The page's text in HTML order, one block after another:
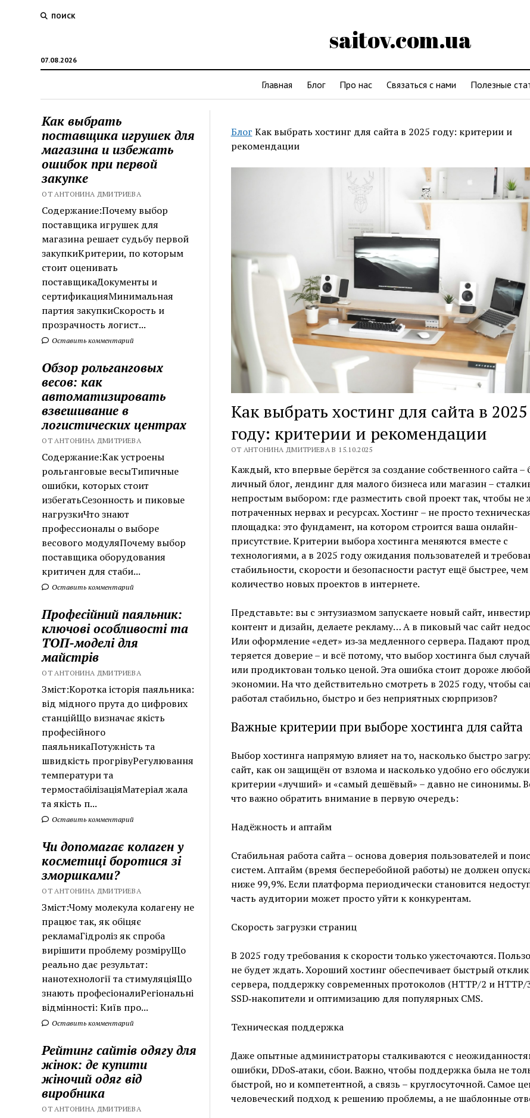
ПОИСК
saitov.com.ua
07.08.2026
Главная Блог Про нас Связаться с нами Полезные
Как выбрать
поставщика игрушек для
магазина и избежать
ошибок при первой
закупке
ОТ АНТОНИНА ДМИТРИЕВА
Содержание:Почему выбор
поставщика игрушек для
магазина решает судьбу первой
закупкиКритерии, по которым
стоит оценивать
поставщикаДокументы и
сертификацияМинимальная
партия закупкиСкорость и
прозрачность логист...
Оставить комментарий
Обзор рольганговых
весов: как
автоматизировать
взвешивание в
логистических центрах
ОТ АНТОНИНА ДМИТРИЕВА
Содержание:Как устроены
рольганговые весыТипичные
ошибки, которых стоит
избегатьСезонность и пиковые
нагрузкиЧто знают
профессионалы о выборе
весового модуляПочему выбор
поставщика оборудования
критичен для стаби...
Оставить комментарий
Професійний паяльник:
ключові особливості та
ТОП-моделі для
майстрів
ОТ АНТОНИНА ДМИТРИЕВА
Зміст:Коротка історія паяльника:
від мідного прута до цифрових
станційЩо визначає якість
професійного
паяльникаПотужність та
швидкість прогрівуРегулювання
температури та
термостабілізаціяМатеріал жала
та якість п...
Оставить комментарий
Чи допомагає колаген у
косметиці боротися зі
зморшками?
ОТ АНТОНИНА ДМИТРИЕВА
Зміст:Чому молекула колагену не
працює так, як обіцяє
рекламаГідроліз як спроба
вирішити проблему розміруЩо
реально дає результат:
нанотехнології та стимуляціяЩо
знають професіоналиРегіональні
відмінності: Київ про...
Оставить комментарий
Рейтинг сайтів одягу для
жінок: де купити
жіночий одяг від
виробника
ОТ АНТОНИНА ДМИТРИЕВА
Блог Как выбрать хостинг для сайта в 2025 году: критерии и
рекомендации
Как выбрать хостинг для сайта в 2025
году: критерии и рекомендации
ОТ АНТОНИНА ДМИТРИЕВА В 15.10.2025
Каждый, кто впервые берётся за создание собственного сайта –
личный блог, лендинг для малого бизнеса или магазин –
непростым выбором: где разместить свой проект так, чтобы не
потраченных нервах и ресурсах. Хостинг – не просто
площадка: это фундамент, на котором строится ваша онлайн-
присутствие. Критерии выбора хостинга меняются вместе с
технологиями, а в 2025 году ожидания пользователей и
стабильности, скорости и безопасности растут ещё быстрее, чем
количество новых проектов в интернете.
Представьте: вы с энтузиазмом запускаете новый сайт,
контент и дизайн, делаете рекламу… А в пиковый час сайт
Или оформление «едет» из‑за медленного сервера. Падают
теряется доверие – и всё потому, что выбор хостинга был
или продиктован только ценой. Эта ошибка стоит дороже любой
экономии. На что действительно смотреть в 2025 году, чтобы
работал стабильно, быстро и без неприятных сюрпризов?
Важные критерии при выборе хостинга для сайта
Выбор хостинга напрямую влияет на то, насколько быстро
сайт, как он защищён от взлома и насколько удобно его
критерии «лучший» и «самый дешёвый» – давно не синонимы.
что важно обратить внимание в первую очередь:
Надёжность и аптайм
Стабильная работа сайта – основа доверия пользователей и
систем. Аптайм (время бесперебойной работы) не должен
ниже 99,9%. Если платформа периодически становится
часть аудитории может просто уйти к конкурентам.
Скорость загрузки страниц
В 2025 году требования к скорости только ужесточаются.
не будет ждать. Хороший хостинг обеспечивает быстрый отклик
сервера, поддержку современных протоколов (HTTP/2 и HTTP/
SSD‑накопители и оптимизацию для популярных CMS.
Техническая поддержка
Даже опытные администраторы сталкиваются с
ошибки, DDoS‑атаки, сбои. Важно, чтобы поддержка была не
быстрой, но и компетентной, а связь – круглосуточной. Самое
человеческий подход к решению проблемы, а не шаблонные